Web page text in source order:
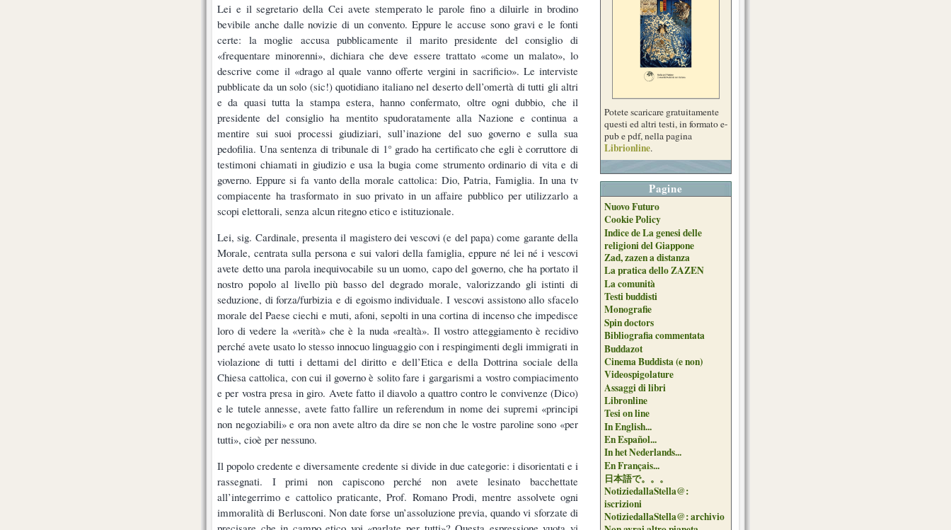
Lei e il segretario della Cei avete stemperato le parole fino a diluirle in brodino
bevibile anche dalle novizie di un convento. Eppure le accuse sono gravi e le fonti
certe: la moglie accusa pubblicamente il marito presidente del consiglio di
«frequentare minorenni», dichiara che deve essere trattato «come un malato», lo
descrive come il «drago al quale vanno offerte vergini in sacrificio». Le interviste
pubblicate da un solo (sic!) quotidiano italiano nel deserto dell’omertà di tutti gli altri
e da quasi tutta la stampa estera, hanno confermato, oltre ogni dubbio, che il
presidente del consiglio ha mentito spudoratamente alla Nazione e continua a
mentire sui suoi processi giudiziari, sull’inazione del suo governo e sulla sua
pedofilia. Una sentenza di tribunale di 1° grado ha certificato che egli è corruttore di
testimoni chiamati in giudizio e usa la bugia come strumento ordinario di vita e di
governo. Eppure si fa vanto della morale cattolica: Dio, Patria, Famiglia. In una tv
compiacente ha trasformato in suo privato in un affaire pubblico per utilizzarlo a
scopi elettorali, senza alcun ritegno etico e istituzionale.
Lei, sig. Cardinale, presenta il magistero dei vescovi (e del papa) come garante della
Morale, centrata sulla persona e sui valori della famiglia, eppure né lei né i vescovi
avete detto una parola inequivocabile su un uomo, capo del governo, che ha portato il
nostro popolo al livello più basso del degrado morale, valorizzando gli istinti di
seduzione, di forza/furbizia e di egoismo individuale. I vescovi assistono allo sfacelo
morale del Paese ciechi e muti, afoni, sepolti in una cortina di incenso che impedisce
loro di vedere la «verità» che è la nuda «realtà». Il vostro atteggiamento è recidivo
perché avete usato lo stesso innocuo linguaggio con i respingimenti degli immigrati in
violazione di tutti i dettami del diritto e dell’Etica e della Dottrina sociale della
Chiesa cattolica, con cui il governo è solito fare i gargarismi a vostro compiacimento
e per vostra presa in giro. Avete fatto il diavolo a quattro contro le convivenze (Dico)
e le tutele annesse, avete fatto fallire un referendum in nome dei supremi «principi
non negoziabili» e ora non avete altro da dire se non che le vostre paroline sono «per
tutti», cioè per nessuno.
Il popolo credente e diversamente credente si divide in due categorie: i disorientati e i
rassegnati. I primi non capiscono perché non avete lesinato bacchettate
all’integerrimo e cattolico praticante, Prof. Romano Prodi, mentre assolvete ogni
immoralità di Berlusconi. Non date forse un’assoluzione previa, quando vi sforzate di
Potete scaricare gratuitamente
questi ed altri testi, in formato e-
pub e pdf, nella pagina
Librionline.
Pagine
Nuovo Futuro
Cookie Policy
Indice de La genesi delle
religioni del Giappone
Zad, zazen a distanza
La pratica dello ZAZEN
La comunità
Testi buddisti
Monografie
Spin doctors
Bibliografia commentata
Buddazot
Cinema Buddista (e non)
Videospigolature
Assaggi di libri
Libronline
Tesi on line
In English...
En Español...
In het Nederlands...
En Français...
日本語で。。。
NotiziedallaStella@:
iscrizioni
NotiziedallaStella@: archivio